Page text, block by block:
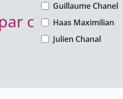
Guillaume Chanel
Haas Maximilian
Julien Chanal
Molinari Gaëlle
ordinateur